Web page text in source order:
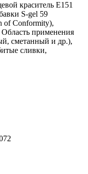
краситель Е151
S-gel 59
of Conformity),
применения
сметанный и др.),
сливки,